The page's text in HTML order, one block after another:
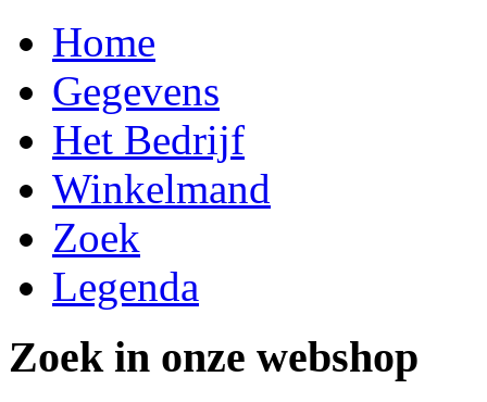
Home
Gegevens
Het Bedrijf
Winkelmand
Zoek
Legenda
Zoek in onze webshop